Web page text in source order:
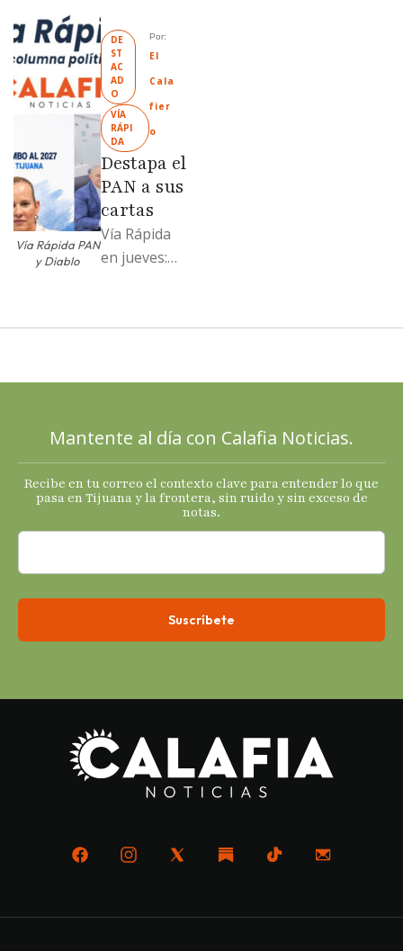
Mexicali;
Llamadme
Ruffo
“Mandela”;
Evangelina
Moreno no
soportó; Los
…
Vía Rápida PAN
y Diablo
DE
ST
AC
AD
O
VÍA
RÁPI
DA
Por:
El
Cala
fier
o
Destapa el
PAN a sus
cartas
Vía Rápida
en jueves:
cartas; El
Mantente al día con Calafia Noticias.
Recibe en tu correo el contexto clave para entender lo que
pasa en Tijuana y la frontera, sin ruido y sin exceso de
notas.